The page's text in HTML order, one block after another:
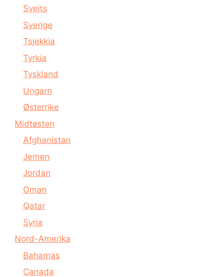
Sveits
Sverige
Tsjekkia
Tyrkia
Tyskland
Ungarn
Østerrike
Midtøsten
Afghanistan
Jemen
Jordan
Oman
Qatar
Syria
Nord-Amerika
Bahamas
Canada